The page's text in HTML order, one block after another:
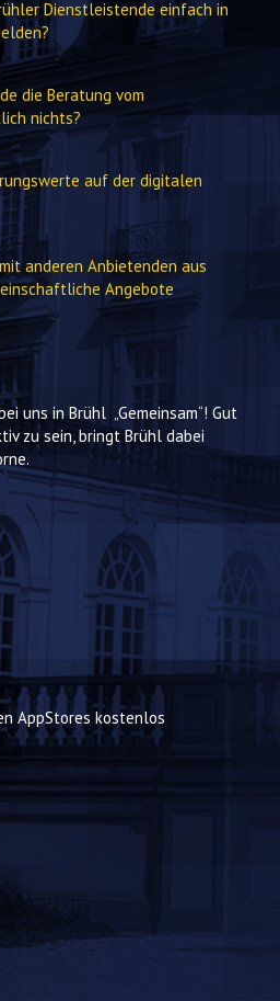
Dienstleistende einfach in
die Beratung vom
nichts?
auf der digitalen
anderen Anbietenden aus
Angebote
uns in Brühl „Gemeinsam“! Gut
zu sein, bringt Brühl dabei
AppStores kostenlos